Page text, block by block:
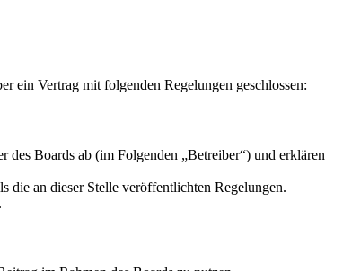
Vertrag mit folgenden Regelungen geschlossen:
Boards ab (im Folgenden „Betreiber“) und erklären
die an dieser Stelle veröffentlichten Regelungen.